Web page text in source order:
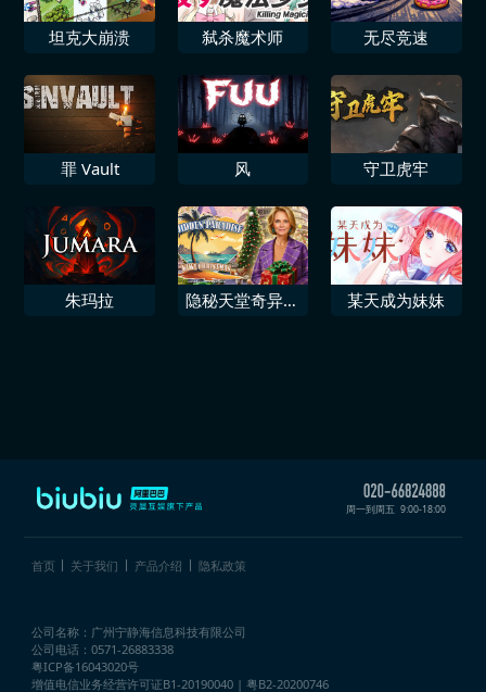
坦克大崩溃 弑杀魔术师 无尽竞速
罪 Vault 风 守卫虎牢
朱玛拉
隐秘天堂奇异果
某天成为妹妹
周一到周五 9:00-18:00
首页 关于我们 产品介绍 隐私政策
公司名称：广州宁静海信息科技有限公司
公司电话：0571-26883338
粤ICP备16043020号
增值电信业务经营许可证B1-20190040 | 粤B2-20200746